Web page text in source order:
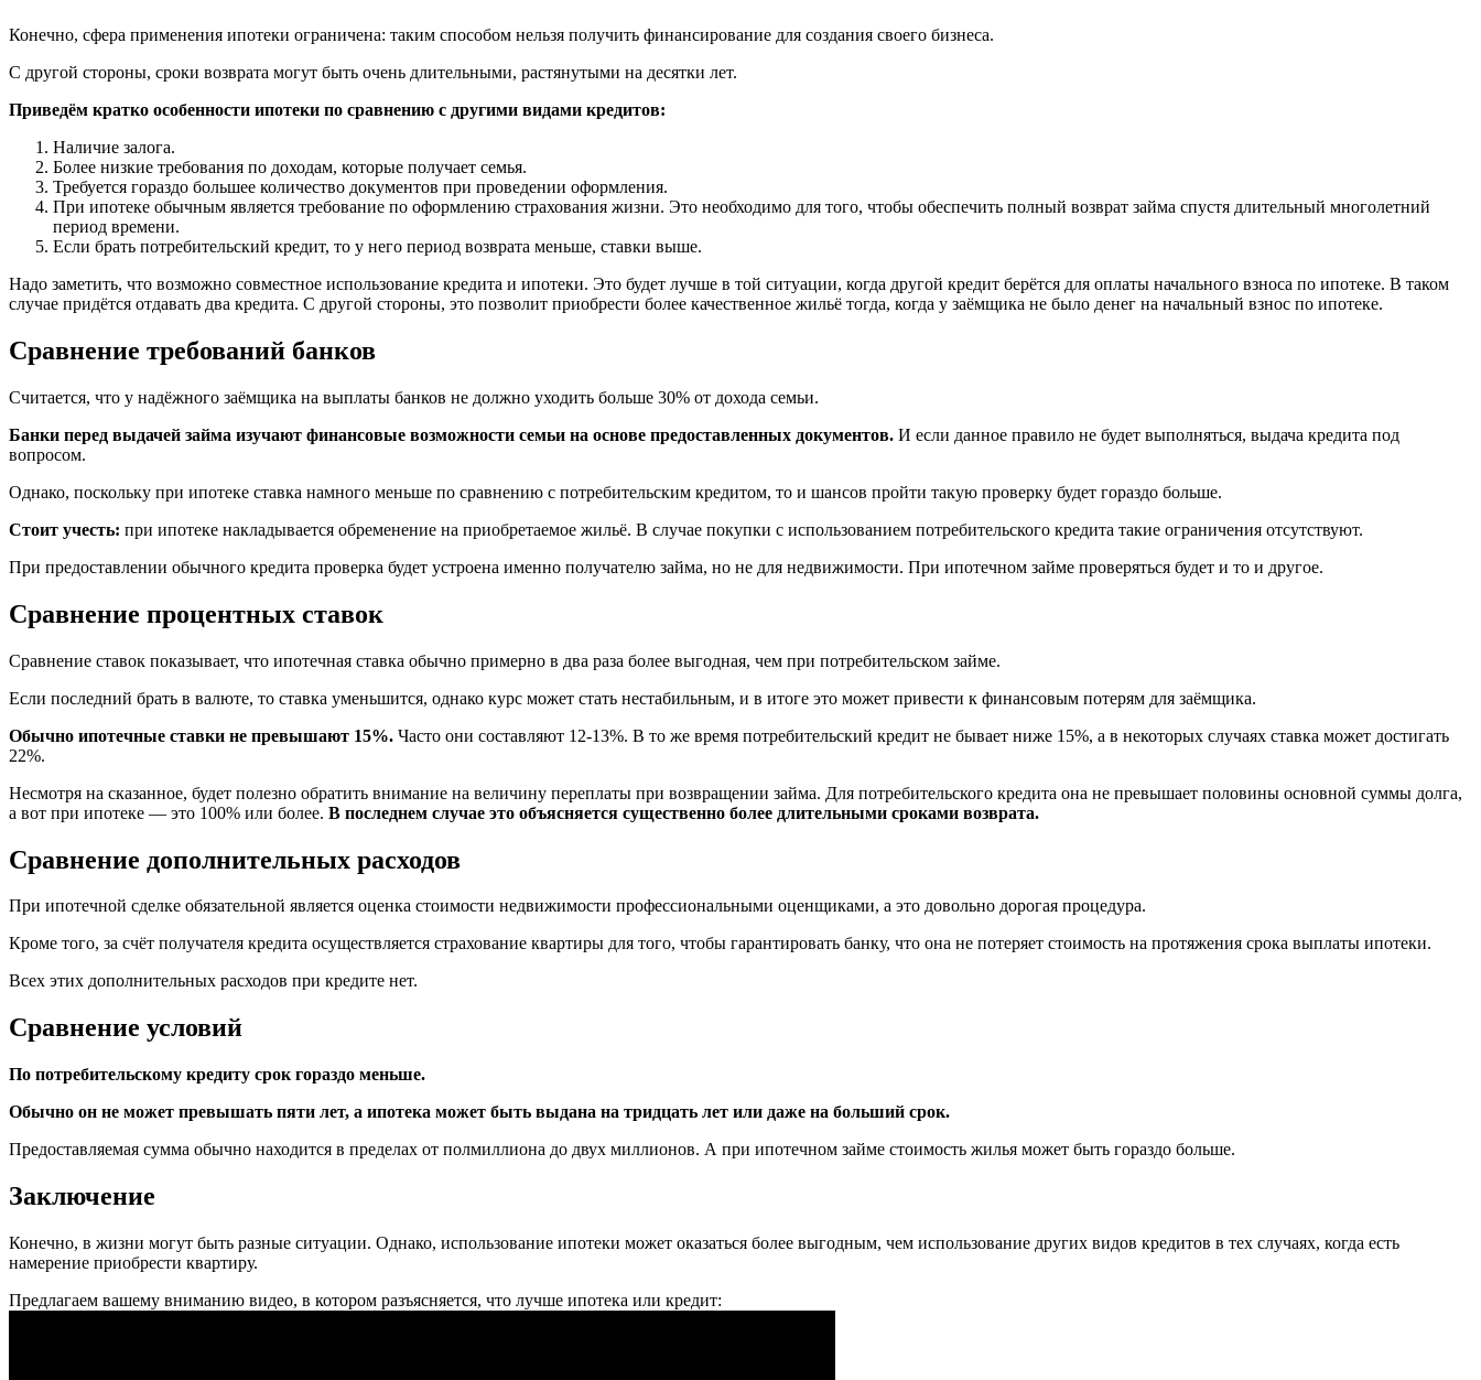
Конечно, сфера применения ипотеки ограничена: таким способом нельзя получить финансирование для создания своего бизнеса.
С другой стороны, сроки возврата могут быть очень длительными, растянутыми на десятки лет.
Приведём кратко особенности ипотеки по сравнению с другими видами кредитов:
Наличие залога.
Более низкие требования по доходам, которые получает семья.
Требуется гораздо большее количество документов при проведении оформления.
При ипотеке обычным является требование по оформлению страхования жизни. Это необходимо для того, чтобы обеспечить полный возврат займа спустя длительный многолетний
период времени.
Если брать потребительский кредит, то у него период возврата меньше, ставки выше.
Надо заметить, что возможно совместное использование кредита и ипотеки. Это будет лучше в той ситуации, когда другой кредит берётся для оплаты начального взноса по ипотеке. В таком
случае придётся отдавать два кредита. С другой стороны, это позволит приобрести более качественное жильё тогда, когда у заёмщика не было денег на начальный взнос по ипотеке.
Сравнение требований банков
Считается, что у надёжного заёмщика на выплаты банков не должно уходить больше 30% от дохода семьи.
Банки перед выдачей займа изучают финансовые возможности семьи на основе предоставленных документов. И если данное правило не будет выполняться, выдача кредита под
вопросом.
Однако, поскольку при ипотеке ставка намного меньше по сравнению с потребительским кредитом, то и шансов пройти такую проверку будет гораздо больше.
Стоит учесть: при ипотеке накладывается обременение на приобретаемое жильё. В случае покупки с использованием потребительского кредита такие ограничения отсутствуют.
При предоставлении обычного кредита проверка будет устроена именно получателю займа, но не для недвижимости. При ипотечном займе проверяться будет и то и другое.
Сравнение процентных ставок
Сравнение ставок показывает, что ипотечная ставка обычно примерно в два раза более выгодная, чем при потребительском займе.
Если последний брать в валюте, то ставка уменьшится, однако курс может стать нестабильным, и в итоге это может привести к финансовым потерям для заёмщика.
Обычно ипотечные ставки не превышают 15%. Часто они составляют 12-13%. В то же время потребительский кредит не бывает ниже 15%, а в некоторых случаях ставка может достигать
22%.
Несмотря на сказанное, будет полезно обратить внимание на величину переплаты при возвращении займа. Для потребительского кредита она не превышает половины основной суммы долга,
а вот при ипотеке — это 100% или более. В последнем случае это объясняется существенно более длительными сроками возврата.
Сравнение дополнительных расходов
При ипотечной сделке обязательной является оценка стоимости недвижимости профессиональными оценщиками, а это довольно дорогая процедура.
Кроме того, за счёт получателя кредита осуществляется страхование квартиры для того, чтобы гарантировать банку, что она не потеряет стоимость на протяжения срока выплаты ипотеки.
Всех этих дополнительных расходов при кредите нет.
Сравнение условий
По потребительскому кредиту срок гораздо меньше.
Обычно он не может превышать пяти лет, а ипотека может быть выдана на тридцать лет или даже на больший срок.
Предоставляемая сумма обычно находится в пределах от полмиллиона до двух миллионов. А при ипотечном займе стоимость жилья может быть гораздо больше.
Заключение
Конечно, в жизни могут быть разные ситуации. Однако, использование ипотеки может оказаться более выгодным, чем использование других видов кредитов в тех случаях, когда есть
намерение приобрести квартиру.
Предлагаем вашему вниманию видео, в котором разъясняется, что лучше ипотека или кредит: